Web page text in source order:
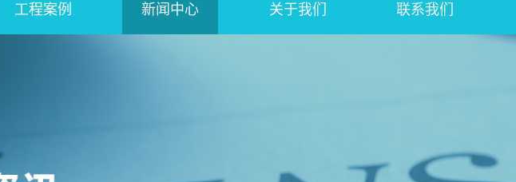
工程案例 新闻中心 关于我们 联系我们